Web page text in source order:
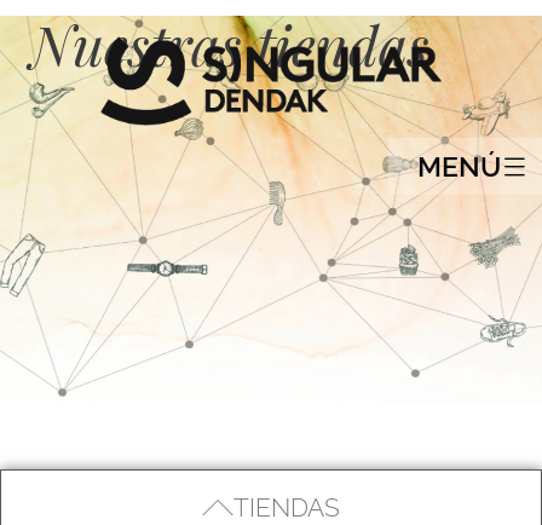
MENÚ
Nuestras tiendas
TIENDAS